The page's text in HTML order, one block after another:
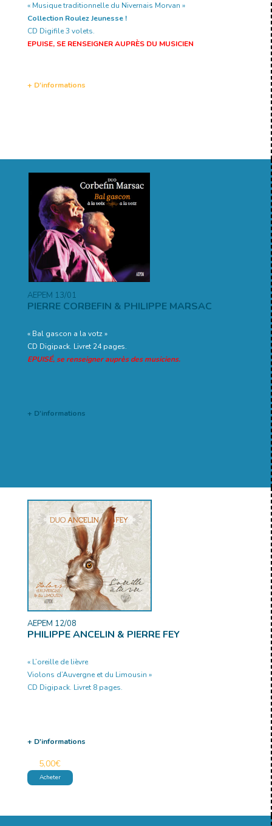
« Musique traditionnelle du Nivernais Morvan »
Collection Roulez Jeunesse !
CD Digifile 3 volets.
EPUISE, SE RENSEIGNER AUPRÈS DU MUSICIEN
+ D'informations
AEPEM 13/01
PIERRE CORBEFIN & PHILIPPE MARSAC
« Bal gascon a la votz »
CD Digipack. Livret 24 pages.
EPUISÉ, se renseigner auprès des musiciens.
+ D'informations
AEPEM 12/08
PHILIPPE ANCELIN & PIERRE FEY
« L’oreille de lièvre
Violons d’Auvergne et du Limousin »
CD Digipack. Livret 8 pages.
+ D'informations
5,00€
Acheter